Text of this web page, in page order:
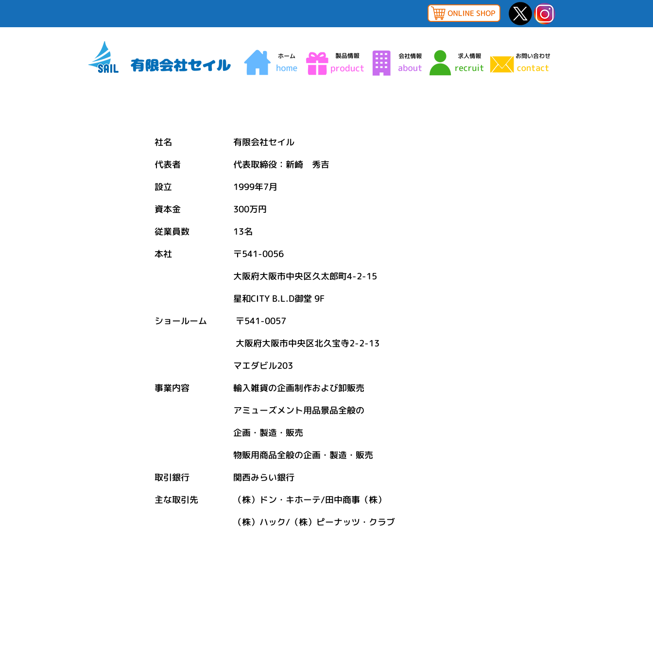
社名 有限会社セイル
代表者 代表取締役：新崎 秀吉
設立 1999年7月
資本金 300万円
従業員数 13名
本社 〒541-0056
大阪府大阪市中央区久太郎町4-2-15
星和CITY B.L.D御堂 9F
ショールーム 〒541-0057
大阪府大阪市中央区北久宝寺2-2-13
マエダビル203
事業内容 輸入雑貨の企画制作および卸販売
アミューズメント用品景品全般の
企画・製造・販売
物販用商品全般の企画・製造・販売
取引銀行 関西みらい銀行
主な取引先 （株）ドン・キホーテ/田中商事（株）
（株）ハック/（株）ピーナッツ・クラブ